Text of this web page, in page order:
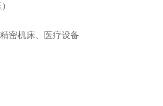
密机床、医疗设备